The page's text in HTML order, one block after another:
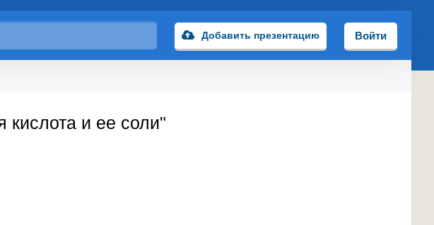
Добавить презентацию Войти
кислота и ее соли"